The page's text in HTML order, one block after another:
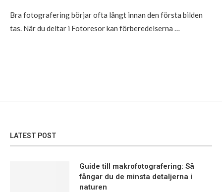
Bra fotografering börjar ofta långt innan den första bilden
tas. När du deltar i Fotoresor kan förberedelserna …
LATEST POST
Guide till makrofotografering: Så
fångar du de minsta detaljerna i
naturen